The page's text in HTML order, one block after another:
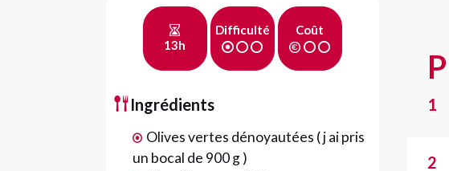
13h
Difficulté Coût
Ingrédients
Olives vertes dénoyautées ( j ai pris
un bocal de 900 g )
P
1
2